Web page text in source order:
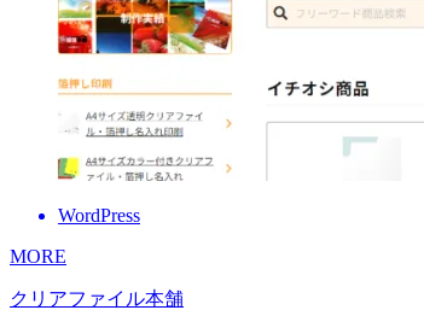
WordPress
MORE
クリアファイル本舗